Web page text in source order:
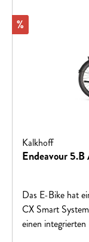
Rabatt
%
Kalkhoff
Endeavour
Das E-Bike hat
CX Smart
einen